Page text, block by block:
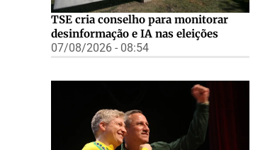
TSE cria conselho para monitorar
desinformação e IA nas eleições
07/08/2026 - 08:54